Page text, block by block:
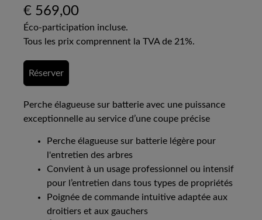
€ 569,00
Éco-participation incluse.
Tous les prix comprennent la TVA de 21%.
Réserver
Perche élagueuse sur batterie avec une puissance
exceptionnelle au service d’une coupe précise
Perche élagueuse sur batterie légère pour
l'entretien des arbres
Convient à un usage professionnel ou intensif
pour l’entretien dans tous types de propriétés
Poignée de commande intuitive adaptée aux
droitiers et aux gauchers